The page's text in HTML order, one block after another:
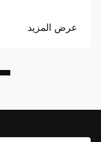
الغيار بعد البيع
عرض المزيد